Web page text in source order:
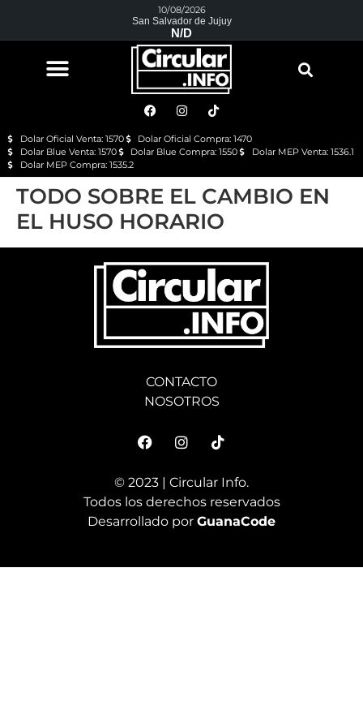
10/08/2026
San Salvador de Jujuy
N/D
Dolar Oficial Venta: 1570
Dolar Oficial Compra: 1470
Dolar Blue Venta: 1570
Dolar Blue Compra: 1550
Dolar MEP Venta: 1536.1
Dolar MEP Compra: 1535.2
TODO SOBRE EL CAMBIO EN
EL HUSO HORARIO
CONTACTO
NOSOTROS
© 2023 | Circular Info.
Todos los derechos reservados
Desarrollado por GuanaCode